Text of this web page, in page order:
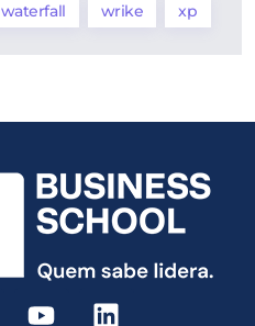
waterfall wrike xp